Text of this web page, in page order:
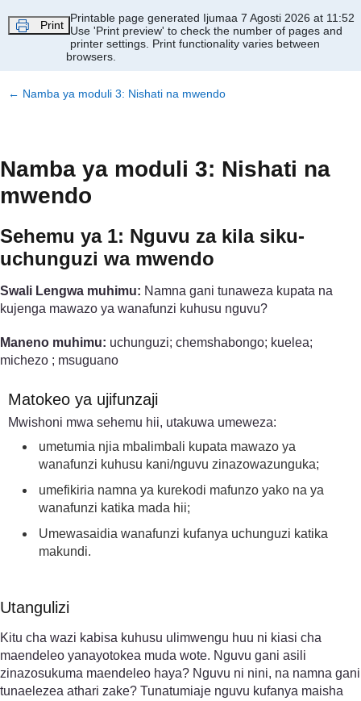
Print
Printable page generated Ijumaa 7 Agosti 2026 at 11:52
Use 'Print preview' to check the number of pages and
printer settings. Print functionality varies between
browsers.
← Namba ya moduli 3: Nishati na mwendo
Namba ya moduli 3: Nishati na
mwendo
Sehemu ya 1: Nguvu za kila siku-
uchunguzi wa mwendo
Swali Lengwa muhimu: Namna gani tunaweza kupata na
kujenga mawazo ya wanafunzi kuhusu nguvu?
Maneno muhimu: uchunguzi; chemshabongo; kuelea;
michezo ; msuguano
Matokeo ya ujifunzaji
Mwishoni mwa sehemu hii, utakuwa umeweza:
umetumia njia mbalimbali kupata mawazo ya
wanafunzi kuhusu kani/nguvu zinazowazunguka;
umefikiria namna ya kurekodi mafunzo yako na ya
wanafunzi katika mada hii;
Umewasaidia wanafunzi kufanya uchunguzi katika
makundi.
Utangulizi
Kitu cha wazi kabisa kuhusu ulimwengu huu ni kiasi cha
maendeleo yanayotokea muda wote. Nguvu gani asili
zinazosukuma maendeleo haya? Nguvu ni nini, na namna gani
tunaelezea athari zake? Tunatumiaje nguvu kufanya maisha